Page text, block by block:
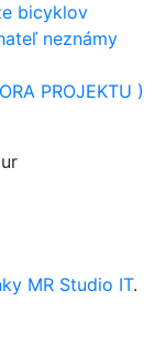
bicyklov
neznámy
PROJEKTU )
MR Studio IT.